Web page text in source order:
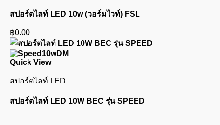
สปอร์ตไลท์ LED 10w (วอร์มไวท์) FSL
฿0.00
Quick View
สปอร์ตไลท์ LED
สปอร์ตไลท์ LED 10W BEC รุ่น SPEED